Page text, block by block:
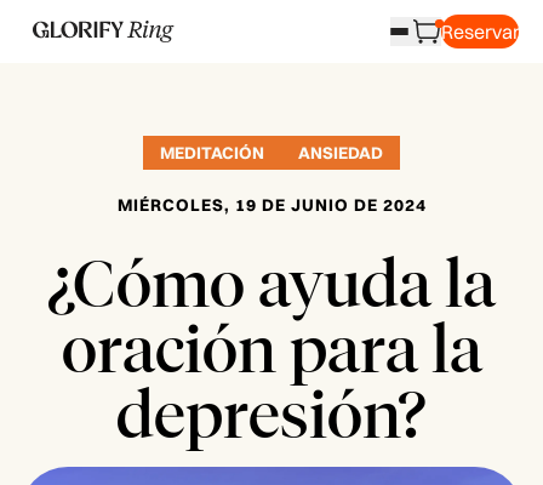
Reservar
MEDITACIÓN ANSIEDAD
MIÉRCOLES, 19 DE JUNIO DE 2024
¿Cómo ayuda la
oración para la
depresión?